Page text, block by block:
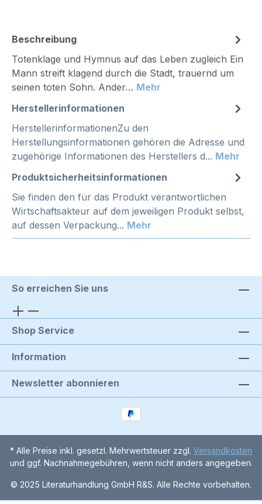
Beschreibung
Totenklage und Hymnus auf das Leben zugleich Ein
Mann streift klagend durch die Stadt, trauernd um
seinen toten Sohn. Ander… Mehr
Herstellerinformationen
HerstellerinformationenZu den
Herstellungsinformationen gehören die Adresse und
zugehörige Informationen des Herstellers d... Mehr
Produktsicherheitsinformationen
Sie finden den für das Produkt verantwortlichen
Wirtschaftsakteur auf dem jeweiligen Produkt selbst,
auf dessen Verpackung... Mehr
So erreichen Sie uns
Shop Service
Information
Newsletter abonnieren
* Alle Preise inkl. gesetzl. Mehrwertsteuer zzgl. Versandkosten
und ggf. Nachnahmegebühren, wenn nicht anders angegeben.
© 2025 Literaturhandlung GmbH R&S. Alle Rechte vorbehalten.